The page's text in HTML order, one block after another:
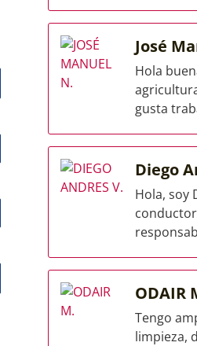
José
Hola
gusta
Diego
Hola, soy
ODAIR
Tengo
limpieza,